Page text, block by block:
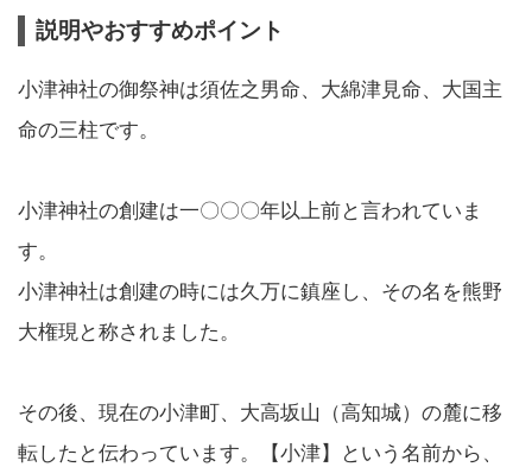
説明やおすすめポイント
小津神社の御祭神は須佐之男命、大綿津見命、大国主
命の三柱です。
小津神社の創建は一〇〇〇年以上前と言われていま
す。
小津神社は創建の時には久万に鎮座し、その名を熊野
大権現と称されました。
その後、現在の小津町、大高坂山（高知城）の麓に移
転したと伝わっています。【小津】という名前から、